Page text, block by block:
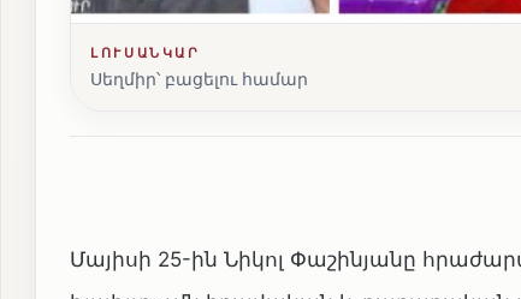
ԼՈՒՍԱՆԿԱՐ
Սեղմիր՝ բացելու համար
Մայիսի 25-ին Նիկոլ Փաշինյանը